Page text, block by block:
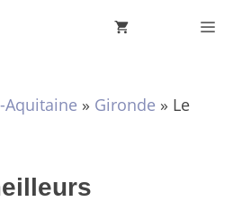
Aquitaine » Gironde » Le